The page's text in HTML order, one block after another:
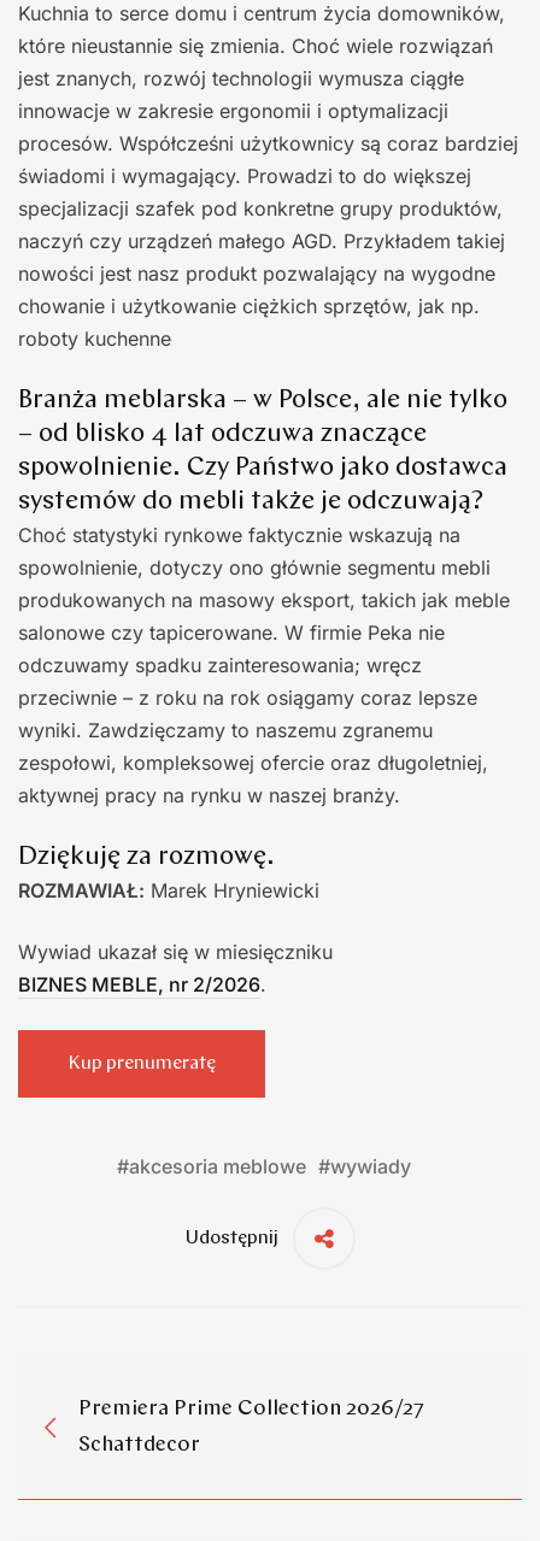
Kuchnia to serce domu i centrum życia domowników,
które nieustannie się zmienia. Choć wiele rozwiązań
jest znanych, rozwój technologii wymusza ciągłe
innowacje w zakresie ergonomii i optymalizacji
procesów. Współcześni użytkownicy są coraz bardziej
świadomi i wymagający. Prowadzi to do większej
specjalizacji szafek pod konkretne grupy produktów,
naczyń czy urządzeń małego AGD. Przykładem takiej
nowości jest nasz produkt pozwalający na wygodne
chowanie i użytkowanie ciężkich sprzętów, jak np.
roboty kuchenne
Branża meblarska – w Polsce, ale nie tylko
– od blisko 4 lat odczuwa znaczące
spowolnienie. Czy Państwo jako dostawca
systemów do mebli także je odczuwają?
Choć statystyki rynkowe faktycznie wskazują na
spowolnienie, dotyczy ono głównie segmentu mebli
produkowanych na masowy eksport, takich jak meble
salonowe czy tapicerowane. W firmie Peka nie
odczuwamy spadku zainteresowania; wręcz
przeciwnie – z roku na rok osiągamy coraz lepsze
wyniki. Zawdzięczamy to naszemu zgranemu
zespołowi, kompleksowej ofercie oraz długoletniej,
aktywnej pracy na rynku w naszej branży.
Dziękuję za rozmowę.
ROZMAWIAŁ: Marek Hryniewicki
Wywiad ukazał się w miesięczniku
BIZNES MEBLE, nr 2/2026.
Kup prenumeratę
#akcesoria meblowe #wywiady
Udostępnij
Premiera Prime Collection 2026/27
Schattdecor